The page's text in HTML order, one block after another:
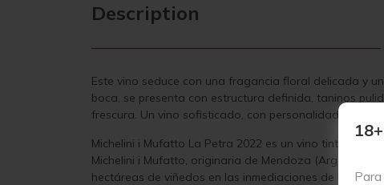
18+
Description
Este vino seduce con una fragancia floral delicada y
boca, se presenta con estructura definida, taninos
frescura. Un vino sofisticado, con personalidad y
Michelini i Mufatto La Petra 2022 es un vino tinto seco
Michelini i Mufatto, originaria de Mendoza
hectáreas de viñedos en las inmediaciones de